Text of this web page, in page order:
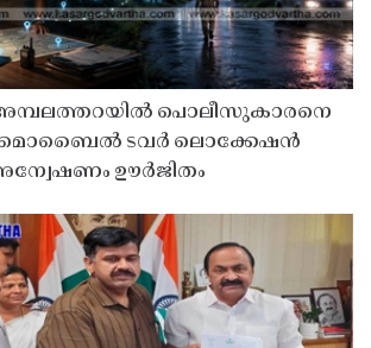
പൊലീസുകാരനെ
മൊബൈൽ ടവർ ലൊക്കേഷൻ
ഊർജിതം